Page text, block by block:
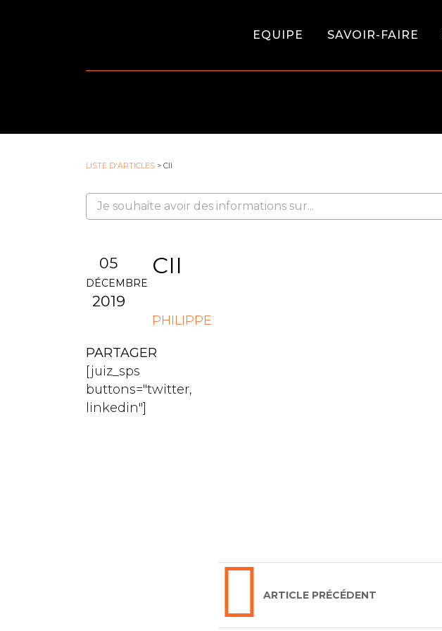
EQUIPE SAVOIR-FAIRE
LISTE D'ARTICLES > CII
05
DÉCEMBRE
2019
CII
PHILIPPE
PARTAGER
[juiz_sps
buttons="twitter,
linkedin"]
ARTICLE PRÉCÉDENT